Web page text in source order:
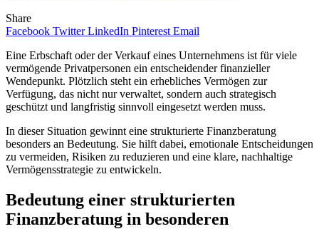
Share
Facebook Twitter LinkedIn Pinterest Email
Eine Erbschaft oder der Verkauf eines Unternehmens ist für viele
vermögende Privatpersonen ein entscheidender finanzieller
Wendepunkt. Plötzlich steht ein erhebliches Vermögen zur
Verfügung, das nicht nur verwaltet, sondern auch strategisch
geschützt und langfristig sinnvoll eingesetzt werden muss.
In dieser Situation gewinnt eine strukturierte Finanzberatung
besonders an Bedeutung. Sie hilft dabei, emotionale Entscheidungen
zu vermeiden, Risiken zu reduzieren und eine klare, nachhaltige
Vermögensstrategie zu entwickeln.
Bedeutung einer strukturierten
Finanzberatung in besonderen